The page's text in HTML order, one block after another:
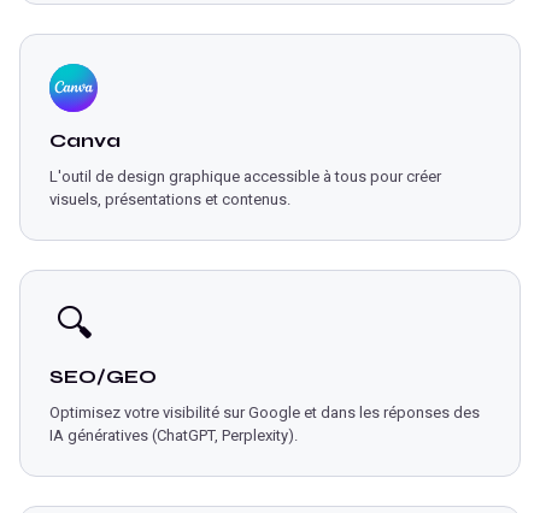
Canva
L'outil de design graphique accessible à tous pour créer
visuels, présentations et contenus.
🔍
SEO/GEO
Optimisez votre visibilité sur Google et dans les réponses des
IA génératives (ChatGPT, Perplexity).